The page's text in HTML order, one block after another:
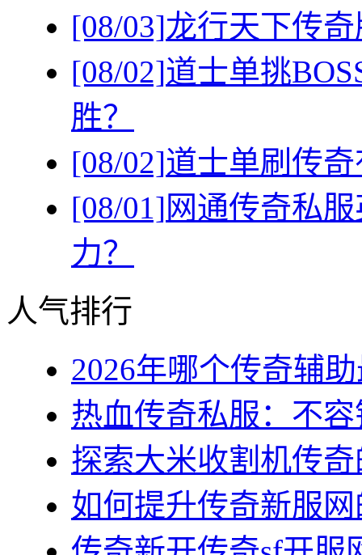
[08/03]龙行天下传
[08/02]道士单挑
胜？
[08/02]道士单刷传
[08/01]网通传奇私
力？
人气排行
2026年哪个传奇辅
热血传奇私服：不
探索大米收割机传
如何提升传奇新服